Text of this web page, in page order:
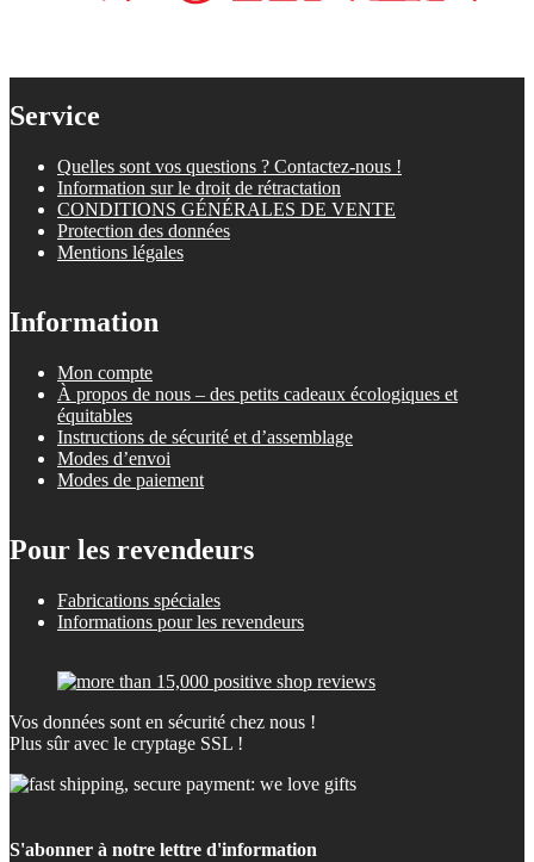
Service
Quelles sont vos questions ? Contactez-nous !
Information sur le droit de rétractation
CONDITIONS GÉNÉRALES DE VENTE
Protection des données
Mentions légales
Information
Mon compte
À propos de nous – des petits cadeaux écologiques et
équitables
Instructions de sécurité et d’assemblage
Modes d’envoi
Modes de paiement
Pour les revendeurs
Fabrications spéciales
Informations pour les revendeurs
Vos données sont en sécurité chez nous !
Plus sûr avec le cryptage SSL !
S'abonner à notre lettre d'information